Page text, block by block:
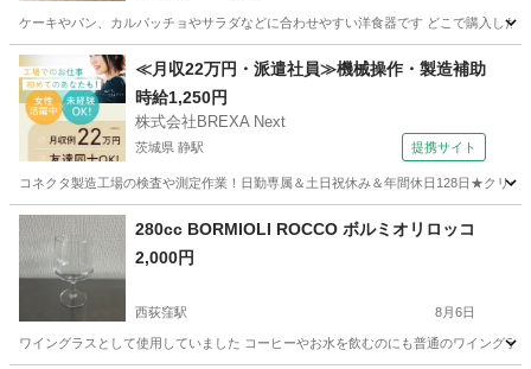
ケーキやパン、カルパッチョやサラダなどに合わせやすい洋食器です どこで購入し
東京 杉並区 西荻窪駅 調理器具 洋食器
≪月収22万円・派遣社員≫機械操作・製造補助
時給1,250円
株式会社BREXA Next
茨城県 静駅 提携サイト
コネクタ製造工場の検査や測定作業！日勤専属＆土日祝休み＆年間休日128日★クリ
茨城 常陸大宮市280cc BORMIOLI ROCCO ボルミオリロッコ
2,000円
西荻窪駅 8月6日
ワイングラスとして使用していました コーヒーやお水を飲むのにも普通のワイング